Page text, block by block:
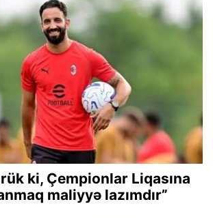
ki, Çempionlar Liqasına
maliyyə lazımdır”